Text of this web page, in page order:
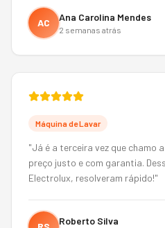
AC Ana Carolina Mendes
2 semanas atrás
Máquina de Lavar
"Já é a terceira vez que chamo
preço justo e com garantia.
Electrolux, resolveram rápido!"
Roberto Silva